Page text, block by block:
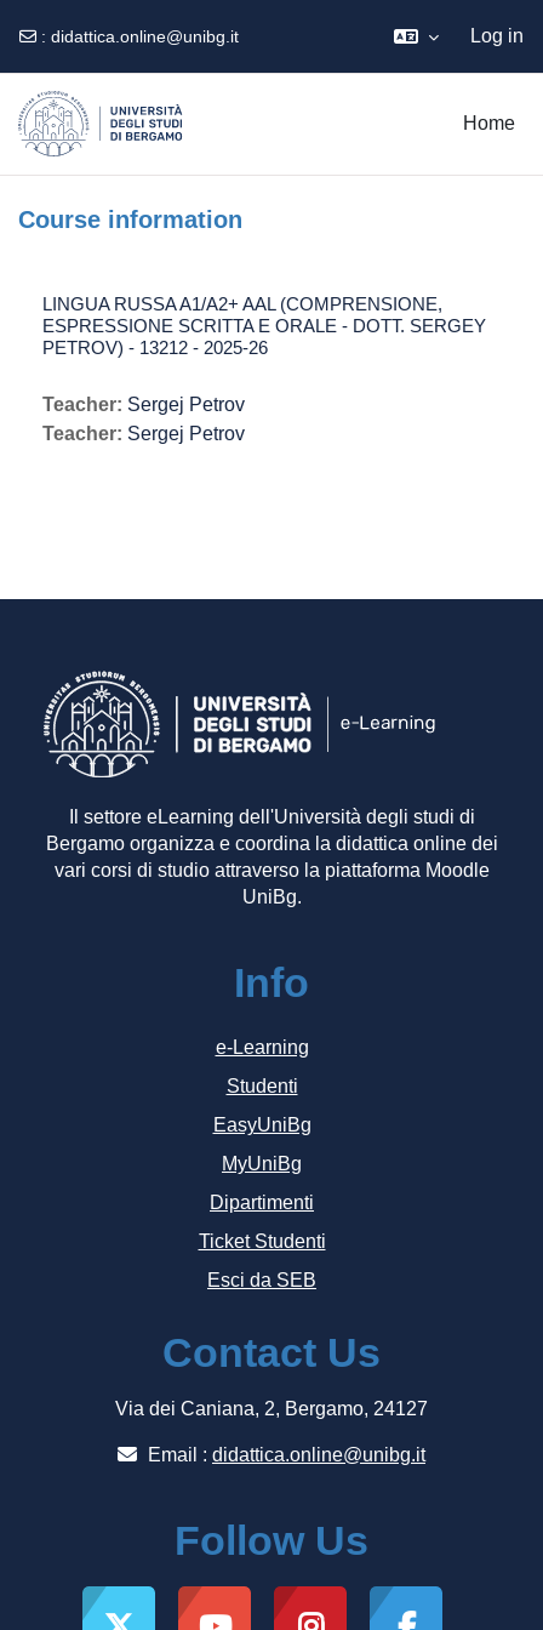
: didattica.online@unibg.it Log in
Home
Course information
LINGUA RUSSA A1/A2+ AAL (COMPRENSIONE,
ESPRESSIONE SCRITTA E ORALE - DOTT. SERGEY
PETROV) - 13212 - 2025-26
Teacher: Sergej Petrov
Teacher: Sergej Petrov
Il settore eLearning dell'Università degli studi di
Bergamo organizza e coordina la didattica online dei
vari corsi di studio attraverso la piattaforma Moodle
UniBg.
Info
e-Learning
Studenti
EasyUniBg
MyUniBg
Dipartimenti
Ticket Studenti
Esci da SEB
Contact Us
Via dei Caniana, 2, Bergamo, 24127
Email : didattica.online@unibg.it
Follow Us